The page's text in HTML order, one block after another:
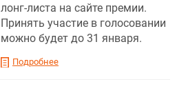
лонг-листа на сайте премии.
Принять участие в голосовании
можно будет до 31 января.
Подробнее